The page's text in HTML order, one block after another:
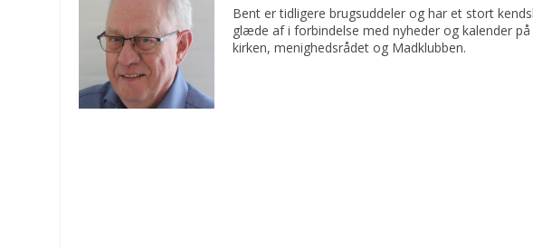
Bent er tidligere brugsuddeler og har et stort
glæde af i forbindelse med nyheder og kalender
kirken, menighedsrådet og Madklubben.